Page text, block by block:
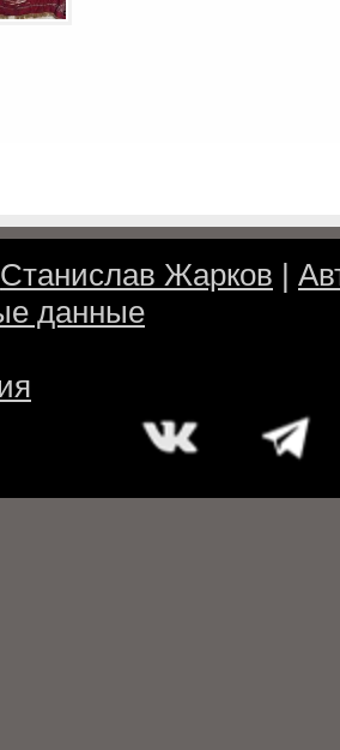
Станислав Жарков |
данные